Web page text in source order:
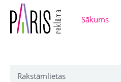
Sākums
Rakstāmlietas